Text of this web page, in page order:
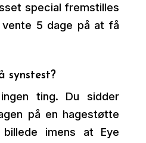
special fremstilles
5 dage på at få
synstest?
ting. Du sidder
på en hagestøtte
imens at Eye